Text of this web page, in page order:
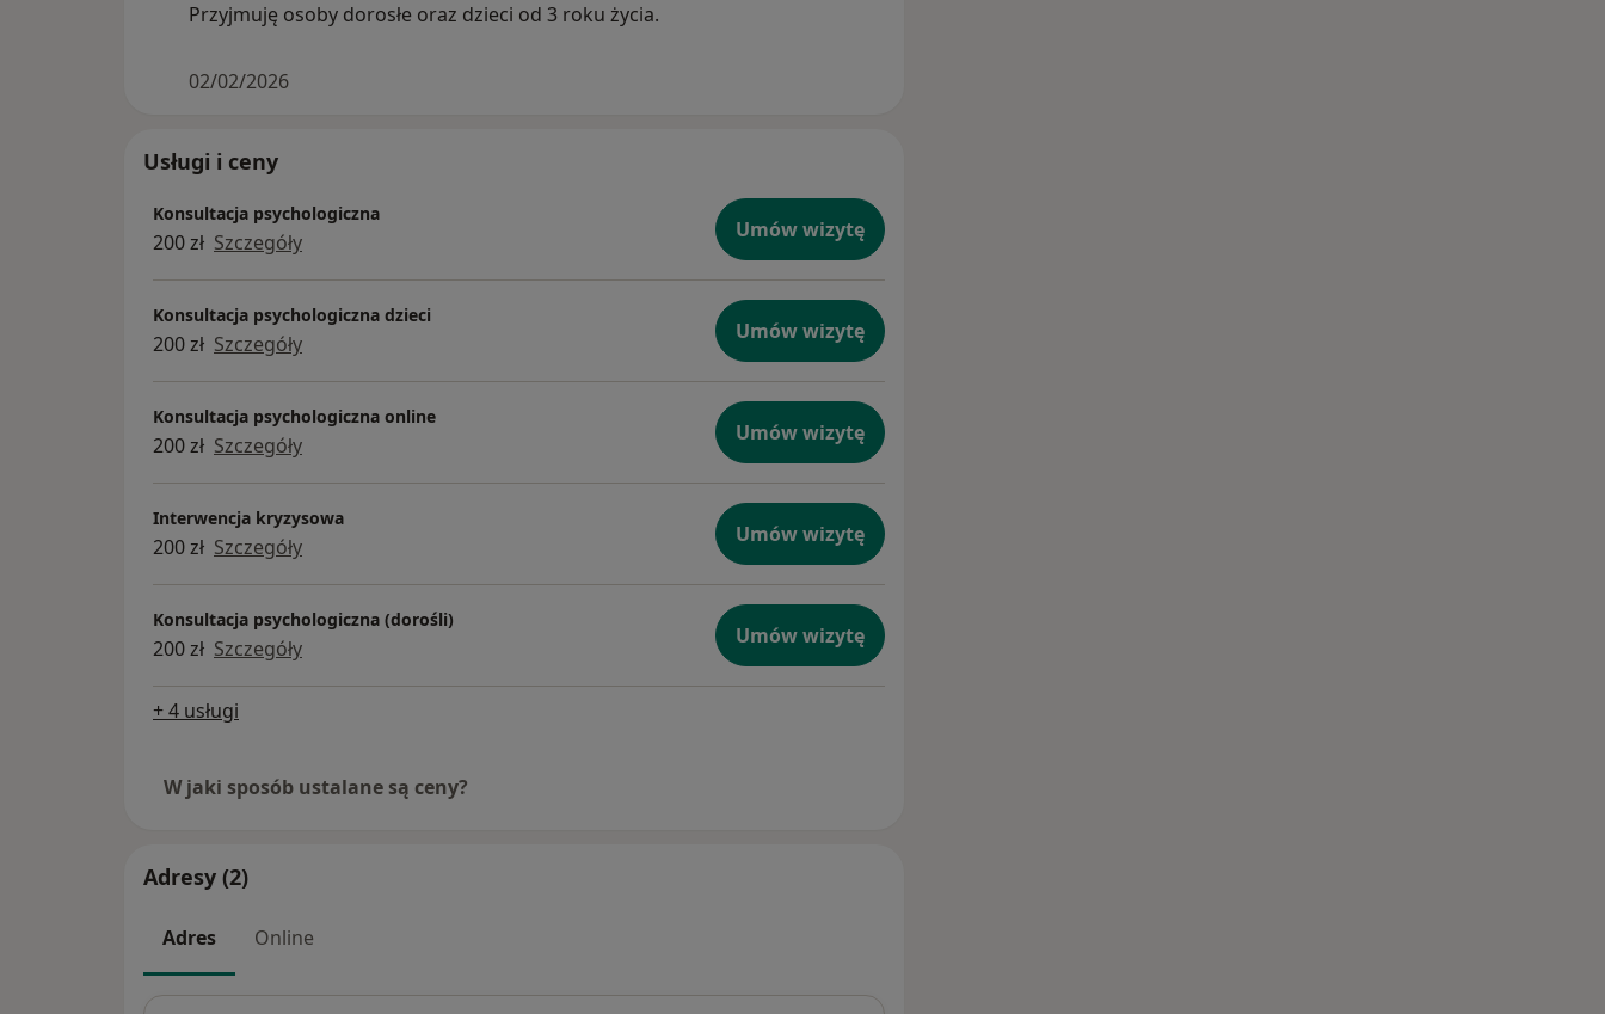
Przyjmuję osoby dorosłe oraz dzieci od 3 roku życia.
02/02/2026
Usługi i ceny
Konsultacja psychologiczna
200 zł Szczegóły Umów wizytę
Konsultacja psychologiczna dzieci
200 zł Szczegóły Umów wizytę
Konsultacja psychologiczna online
200 zł Szczegóły Umów wizytę
Interwencja kryzysowa
200 zł Szczegóły Umów wizytę
Konsultacja psychologiczna (dorośli)
200 zł Szczegóły Umów wizytę
+ 4 usługi
W jaki sposób ustalane są ceny?
Adresy (2)
Adres Online